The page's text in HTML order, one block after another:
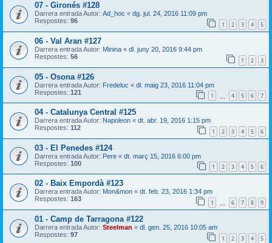
07 - Gironés #128
Darrera entrada Autor: Ad_hoc « dg. jul. 24, 2016 11:09 pm
Respostes: 96 1 2 3 4 5
06 - Val Aran #127
Darrera entrada Autor: Minina « dl. juny 20, 2016 9:44 pm
Respostes: 56 1 2 3
05 - Osona #126
Darrera entrada Autor: Fredeluc « dl. maig 23, 2016 11:04 pm
Respostes: 121 1 4 5 6 7
04 - Catalunya Central #125
Darrera entrada Autor: Napoleon « dt. abr. 19, 2016 1:15 pm
Respostes: 112 1 2 3 4 5 6
03 - El Penedes #124
Darrera entrada Autor: Pere « dt. març 15, 2016 6:00 pm
Respostes: 100 1 2 3 4 5 6
02 - Baix Empordà #123
Darrera entrada Autor: Mon&mon « dt. feb. 23, 2016 1:34 pm
Respostes: 163 1 6 7 8 9
01 - Camp de Tarragona #122
Darrera entrada Autor: Steelman « dl. gen. 25, 2016 10:05 am
Respostes: 97 1 2 3 4 5